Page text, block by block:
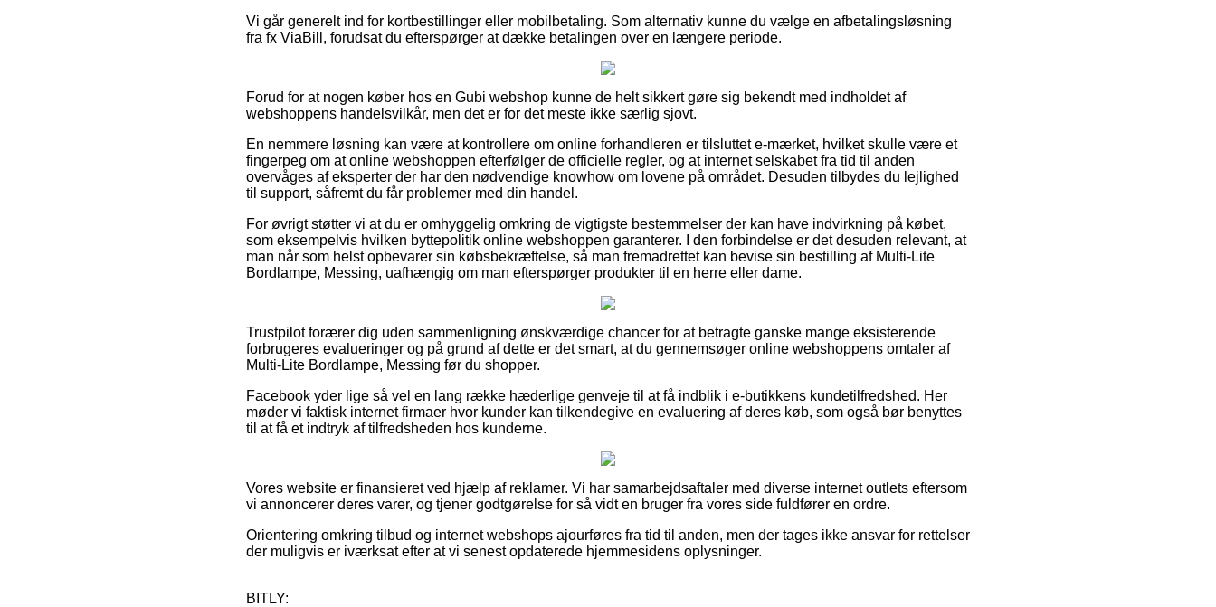
Vi går generelt ind for kortbestillinger eller mobilbetaling. Som alternativ kunne du vælge en afbetalingsløsning
fra fx ViaBill, forudsat du efterspørger at dække betalingen over en længere periode.
Forud for at nogen køber hos en Gubi webshop kunne de helt sikkert gøre sig bekendt med indholdet af
webshoppens handelsvilkår, men det er for det meste ikke særlig sjovt.
En nemmere løsning kan være at kontrollere om online forhandleren er tilsluttet e-mærket, hvilket skulle være et
fingerpeg om at online webshoppen efterfølger de officielle regler, og at internet selskabet fra tid til anden
overvåges af eksperter der har den nødvendige knowhow om lovene på området. Desuden tilbydes du lejlighed
til support, såfremt du får problemer med din handel.
For øvrigt støtter vi at du er omhyggelig omkring de vigtigste bestemmelser der kan have indvirkning på købet,
som eksempelvis hvilken byttepolitik online webshoppen garanterer. I den forbindelse er det desuden relevant, at
man når som helst opbevarer sin købsbekræftelse, så man fremadrettet kan bevise sin bestilling af Multi-Lite
Bordlampe, Messing, uafhængig om man efterspørger produkter til en herre eller dame.
Trustpilot forærer dig uden sammenligning ønskværdige chancer for at betragte ganske mange eksisterende
forbrugeres evalueringer og på grund af dette er det smart, at du gennemsøger online webshoppens omtaler af
Multi-Lite Bordlampe, Messing før du shopper.
Facebook yder lige så vel en lang række hæderlige genveje til at få indblik i e-butikkens kundetilfredshed. Her
møder vi faktisk internet firmaer hvor kunder kan tilkendegive en evaluering af deres køb, som også bør benyttes
til at få et indtryk af tilfredsheden hos kunderne.
Vores website er finansieret ved hjælp af reklamer. Vi har samarbejdsaftaler med diverse internet outlets eftersom
vi annoncerer deres varer, og tjener godtgørelse for så vidt en bruger fra vores side fuldfører en ordre.
Orientering omkring tilbud og internet webshops ajourføres fra tid til anden, men der tages ikke ansvar for rettelser
der muligvis er iværksat efter at vi senest opdaterede hjemmesidens oplysninger.
BITLY: